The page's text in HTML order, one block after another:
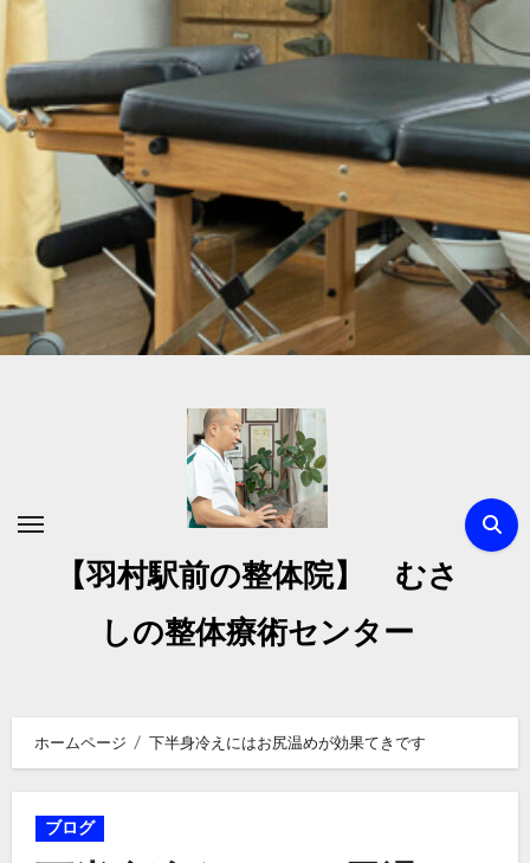
を
ス
【羽村駅前の整体院】 むさ
しの整体療術センター
ホームページ 下半身冷えにはお尻温めが効果てきです
ブログ